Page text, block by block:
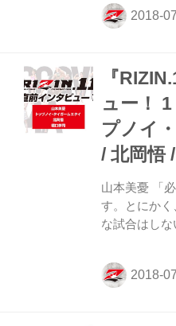
イルは? トム
パンクラス
ね。 トム そ
持っています
戦ってチャ
ファンにメッ
PRIDEにず
てみたいと
『
ュー！
プノイ
/ 北岡悟
山本美憂 「
す。とにかく
な試合はし
習していま
習をしていた